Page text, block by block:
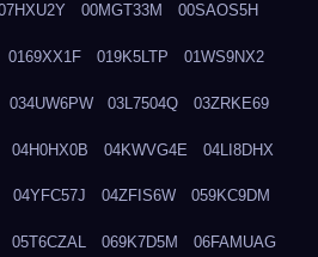
00MGT33M 00SAOS5H
0169XX1F 019K5LTP 01WS9NX2
034UW6PW 03L7504Q 03ZRKE69
04H0HX0B 04KWVG4E 04LI8DHX
04YFC57J 04ZFIS6W 059KC9DM
05T6CZAL 069K7D5M 06FAMUAG